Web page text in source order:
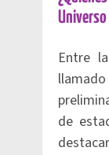
Entre
de